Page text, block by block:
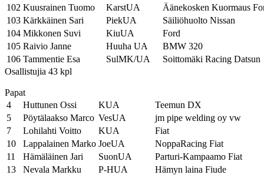
102 Kuusrainen Tuomo KarstUA
Äänekosken Kuormaus
103 Kärkkäinen Sari PiekUA
Säiliöhuolto Nissan
104 Mikkonen Suvi KiuUA
Ford
105 Raivio Janne Huuha UA
BMW 320
106 Tammentie Esa SulMK/UA
Soittomäki Racing Datsun
Osallistujia 43 kpl
Papat
4
Huttunen Ossi KUA
Teemun DX
5
Pöytälaakso Marco VesUA
jm pipe welding oy vw
7
Lohilahti Voitto KUA
Fiat
10
Lappalainen Marko JoeUA
NoppaRacing Fiat
11
Hämäläinen Jari SuonUA
Parturi-Kampaamo Fiat
13
Nevala Markku P-HUA
Hämyn laina Fiude